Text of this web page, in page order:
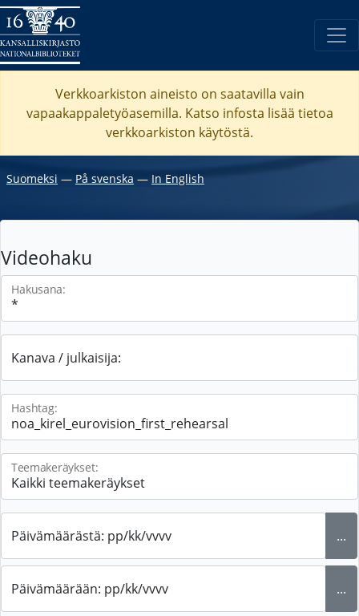
Verkkoarkiston aineisto on saatavilla vain
vapaakappaletyöasemilla. Katso infosta lisää tietoa
verkkoarkiston käytöstä.
Suomeksi ― På svenska ― In English
Videohaku
Hakusana:
Kanava / julkaisija:
Hashtag:
Teemakeräykset:
Päivämäärästä: pp/kk/vvvv ...
Päivämäärään: pp/kk/vvvv ...